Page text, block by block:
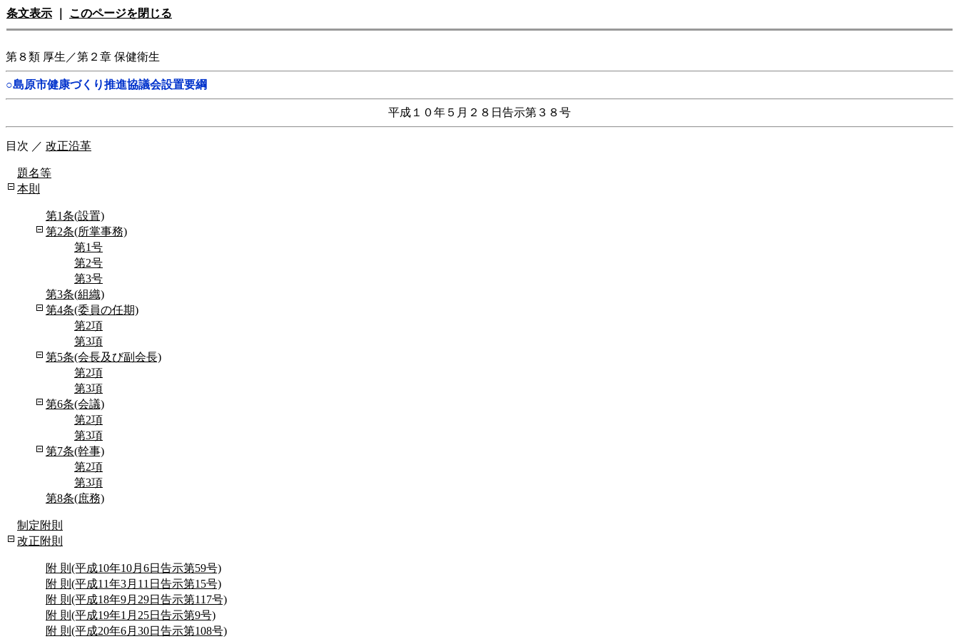
条文表示 このページを閉じる
第８類 厚生／第２章 保健衛生
○島原市健康づくり推進協議会設置要綱
平成１０年５月２８日告示第３８号
目次 ／ 改正沿革
題名等
本則
第1条(設置)
第2条(所掌事務)
第1号
第2号
第3号
第3条(組織)
第4条(委員の任期)
第2項
第3項
第5条(会長及び副会長)
第2項
第3項
第6条(会議)
第2項
第3項
第7条(幹事)
第2項
第3項
第8条(庶務)
制定附則
改正附則
附 則(平成10年10月6日告示第59号)
附 則(平成11年3月11日告示第15号)
附 則(平成18年9月29日告示第117号)
附 則(平成19年1月25日告示第9号)
附 則(平成20年6月30日告示第108号)